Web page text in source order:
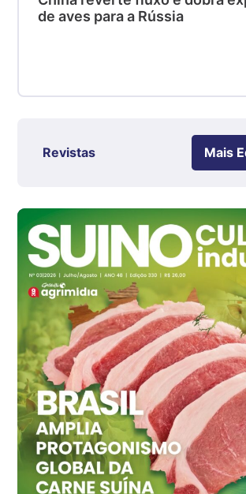
SC
RS
Ovo Branco - Regional
cx
Ovo Branco - Regional
Branco
R$ 145,34
cx
Ovo Vermelho - Regional
Grande São Paulo (SP)
R$ 155,59
cx
Ovo Vermelho - Regional
Vermelho
R$ 159,31
cx
Ovo Branco - Regional
de aves para a Rússia
Revistas Mais